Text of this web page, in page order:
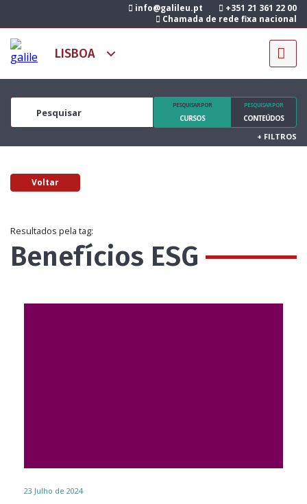
info@galileu.pt
+351 21 361 22 00
Chamada de rede fixa nacional
PESQUISAR POR
CURSOS
PESQUISAR POR
CONTEÚDOS
+ FILTROS
Voltar
Resultados pela tag:
Benefícios ESG
23 Julho de 2024